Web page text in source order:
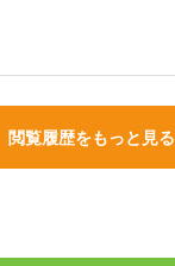
閲覧履歴をもっと見る